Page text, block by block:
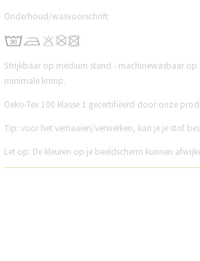
Onderhoud/wasvoorschrift:
Strijkbaar op medium stand - machinewasbaar op
minimale krimp.
Oeko-Tex 100 klasse 1 gecertifiëerd door onze
Tip: voor het vernaaien/verwerken, kan je je stof
Let op: De kleuren op je beeldscherm kunnen